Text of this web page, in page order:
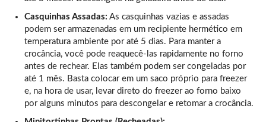
Casquinhas Assadas: As casquinhas vazias e assadas
podem ser armazenadas em um recipiente hermético em
temperatura ambiente por até 5 dias. Para manter a
crocância, você pode reaquecê-las rapidamente no forno
antes de rechear. Elas também podem ser congeladas por
até 1 mês. Basta colocar em um saco próprio para freezer
e, na hora de usar, levar direto do freezer ao forno baixo
por alguns minutos para descongelar e retomar a crocância.